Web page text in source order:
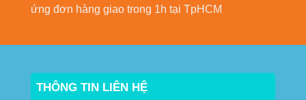
ứng đơn hàng giao trong 1h tại TpHCM
THÔNG TIN LIÊN HỆ